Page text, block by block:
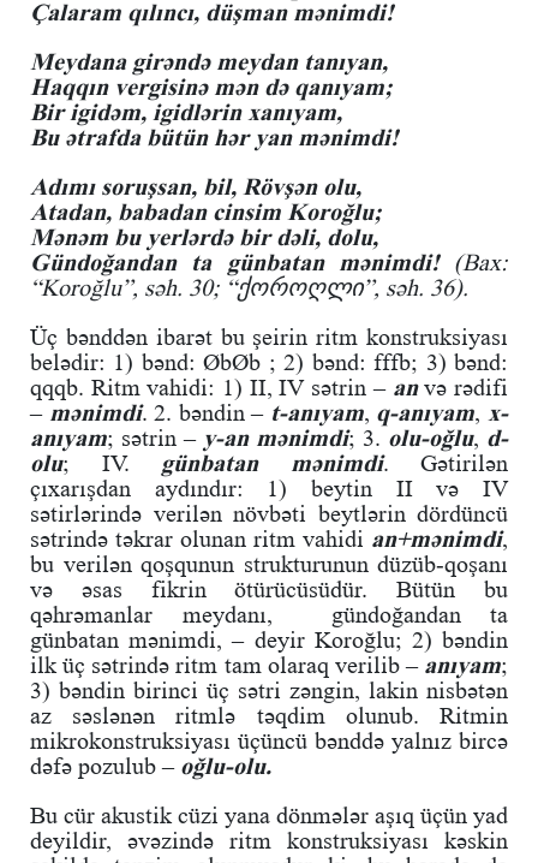
Çalaram qılıncı, düşman mənimdi!
Meydana girəndə meydan tanıyan,
Haqqın vergisinə mən də qanıyam;
Bir igidəm, igidlərin xanıyam,
Bu ətrafda bütün hər yan mənimdi!
Adımı soruşsan, bil, Rövşən olu,
Atadan, babadan cinsim Koroğlu;
Mənəm bu yerlərdə bir dəli, dolu,
Gündoğandan ta günbatan mənimdi!
(Bax:
“Koroğlu”, səh. 30; “ქოროღლი”, səh. 36).
Üç bənddən ibarət bu şeirin ritm konstruksiyası
belədir: 1) bənd: ØbØb ; 2) bənd: fffb; 3) bənd:
qqqb. Ritm vahidi: 1) II, IV sətrin – anvə rədifi
– mənimdi. 2. bəndin – t-anıyam, q-anıyam, x-
anıyam; sətrin – y-an mənimdi; 3. olu-oğlu, d-
olu; IV. günbatan mənimdi. Gətirilən
çıxarışdan aydındır: 1) beytin II və IV
sətirlərində verilən növbəti beytlərin dördüncü
sətrində təkrar olunan ritm vahidi an+mənimdi,
bu verilən qoşqunun strukturunun düzüb-qoşanı
və əsas fikrin ötürücüsüdür. Bütün bu
qəhrəmanlar meydanı, gündoğandan ta
günbatan mənimdi, – deyir Koroğlu; 2) bəndin
ilk üç sətrində ritm tam olaraq verilib – anıyam;
3) bəndin birinci üç sətri zəngin, lakin nisbətən
az səslənən ritmlə təqdim olunub. Ritmin
mikrokonstruksiyası üçüncü bənddə yalnız bircə
dəfə pozulub – oğlu-olu.
Bu cür akustik cüzi yana dönmələr aşıq üçün yad
deyildir, əvəzində ritm konstruksiyası kəskin